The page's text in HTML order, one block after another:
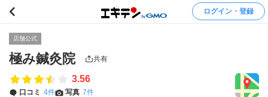
ログイン・登録
店舗公式
極み鍼灸院 共有
3.56
口コミ 4件 写真 7件